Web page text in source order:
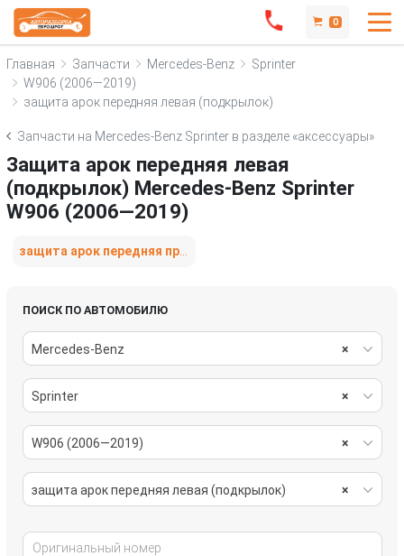
0
Главная Запчасти Mercedes-Benz
Sprinter
W906 (2006—2019)
защита арок передняя левая (подкрылок)
Запчасти на Mercedes-Benz Sprinter в разделе «аксессуары»
Защита арок передняя левая
(подкрылок) Mercedes-Benz Sprinter
W906 (2006—2019)
ПОИСК ПО АВТОМОБИЛЮ
×
Mercedes-Benz
×
Sprinter
×
W906 (2006—2019)
×
защита арок передняя левая (подкрылок)